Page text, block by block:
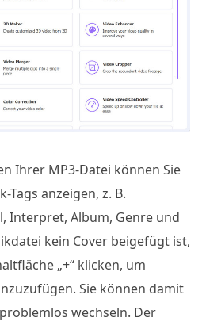
Ihrer MP3-Datei können Sie
anzeigen, z. B.
Interpret, Album, Genre und
kein Cover beigefügt ist,
„+“ klicken, um
Sie können damit
wechseln. Der